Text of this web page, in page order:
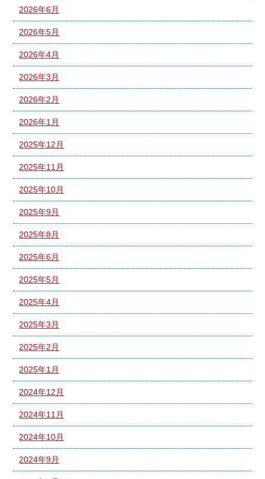
2026年6月
2026年5月
2026年4月
2026年3月
2026年2月
2026年1月
2025年12月
2025年11月
2025年10月
2025年9月
2025年8月
2025年6月
2025年5月
2025年4月
2025年3月
2025年2月
2025年1月
2024年12月
2024年11月
2024年10月
2024年9月